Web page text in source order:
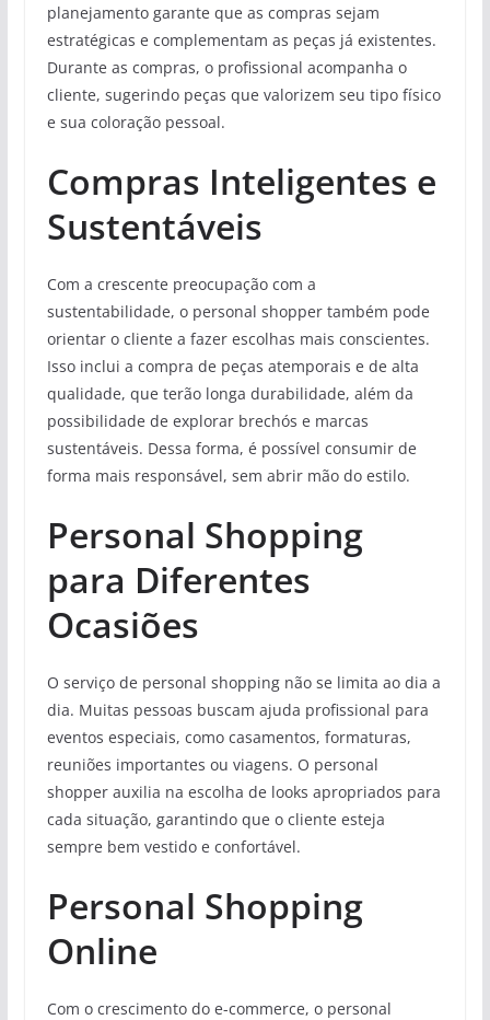
planejamento garante que as compras sejam
estratégicas e complementam as peças já existentes.
Durante as compras, o profissional acompanha o
cliente, sugerindo peças que valorizem seu tipo físico
e sua coloração pessoal.
Compras Inteligentes e
Sustentáveis
Com a crescente preocupação com a
sustentabilidade, o personal shopper também pode
orientar o cliente a fazer escolhas mais conscientes.
Isso inclui a compra de peças atemporais e de alta
qualidade, que terão longa durabilidade, além da
possibilidade de explorar brechós e marcas
sustentáveis. Dessa forma, é possível consumir de
forma mais responsável, sem abrir mão do estilo.
Personal Shopping
para Diferentes
Ocasiões
O serviço de personal shopping não se limita ao dia a
dia. Muitas pessoas buscam ajuda profissional para
eventos especiais, como casamentos, formaturas,
reuniões importantes ou viagens. O personal
shopper auxilia na escolha de looks apropriados para
cada situação, garantindo que o cliente esteja
sempre bem vestido e confortável.
Personal Shopping
Online
Com o crescimento do e-commerce, o personal